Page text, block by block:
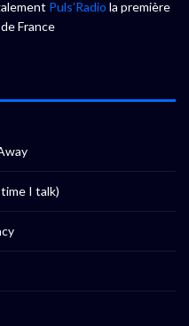
Puls’Radio la première
France
I talk)